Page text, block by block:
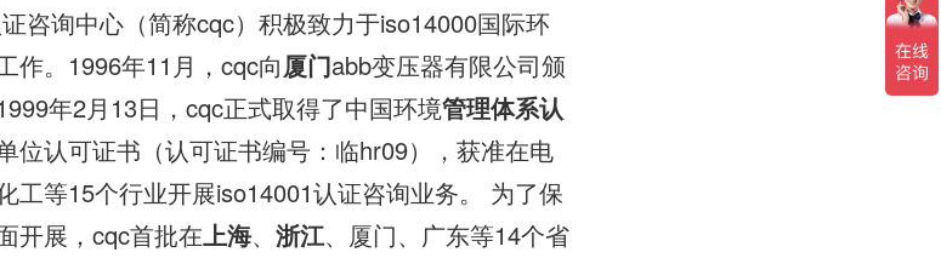
咨询中心（简称cqc）积极致力于iso14000国际环
作。1996年11月，cqc向厦门abb变压器有限公司颁
年2月13日，cqc正式取得了中国环境管理体系认
位认可证书（认可证书编号：临hr09），获准在电
工等15个行业开展iso14001认证咨询业务。 为了保
开展，cqc首批在上海、 浙江、厦门、广东等14个省